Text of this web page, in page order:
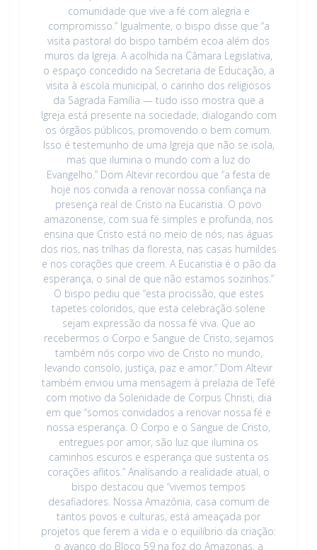
comunidade que vive a fé com alegria e
compromisso.” Igualmente, o bispo disse que “a
visita pastoral do bispo também ecoa além dos
muros da Igreja. A acolhida na Câmara Legislativa,
o espaço concedido na Secretaria de Educação, a
visita à escola municipal, o carinho dos religiosos
da Sagrada Família — tudo isso mostra que a
Igreja está presente na sociedade, dialogando com
os órgãos públicos, promovendo o bem comum.
Isso é testemunho de uma Igreja que não se isola,
mas que ilumina o mundo com a luz do
Evangelho.” Dom Altevir recordou que “a festa de
hoje nos convida a renovar nossa confiança na
presença real de Cristo na Eucaristia. O povo
amazonense, com sua fé simples e profunda, nos
ensina que Cristo está no meio de nós, nas águas
dos rios, nas trilhas da floresta, nas casas humildes
e nos corações que creem. A Eucaristia é o pão da
esperança, o sinal de que não estamos sozinhos.”
O bispo pediu que “esta procissão, que estes
tapetes coloridos, que esta celebração solene
sejam expressão da nossa fé viva. Que ao
recebermos o Corpo e Sangue de Cristo, sejamos
também nós corpo vivo de Cristo no mundo,
levando consolo, justiça, paz e amor.” Dom Altevir
também enviou uma mensagem à prelazia de Tefé
com motivo da Solenidade de Corpus Christi, dia
em que “somos convidados a renovar nossa fé e
nossa esperança. O Corpo e o Sangue de Cristo,
entregues por amor, são luz que ilumina os
caminhos escuros e esperança que sustenta os
corações aflitos.” Analisando a realidade atual, o
bispo destacou que “vivemos tempos
desafiadores. Nossa Amazônia, casa comum de
tantos povos e culturas, está ameaçada por
projetos que ferem a vida e o equilíbrio da criação:
o avanço do Bloco 59 na foz do Amazonas, a